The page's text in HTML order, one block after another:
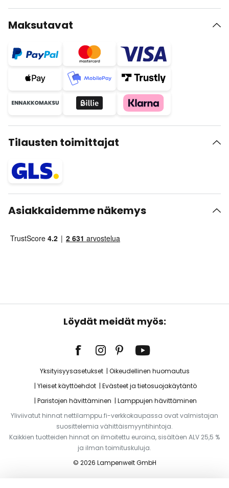
Maksutavat
Tilausten toimittajat
Asiakkaidemme näkemys
Löydät meidät myös:
Yksityisyysasetukset
Oikeudellinen huomautus
Yleiset käyttöehdot
Evästeet ja tietosuojakäytäntö
Paristojen hävittäminen
Lamppujen hävittäminen
Yliviivatut hinnat nettilamppu.fi-verkkokaupassa ovat valmistajan
suosittelemia vähittäismyyntihintoja.
Kaikkien tuotteiden hinnat on ilmoitettu euroina, sisältäen ALV 25,5 %
ja ilman toimituskuluja.
© 2026 Lampenwelt GmbH